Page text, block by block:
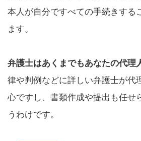
本人が自分ですべての手続きする
ます。
弁護士はあくまでもあなたの代理
律や判例などに詳しい弁護士が代
心ですし、書類作成や提出も任せ
うわけです。